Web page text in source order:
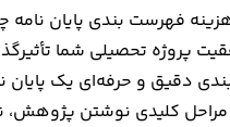
فهرست بندی پایان نامه
پروژه تحصیلی شما
دقیق و حرفه‌ای یک پایان
مراحل کلیدی نوشتن